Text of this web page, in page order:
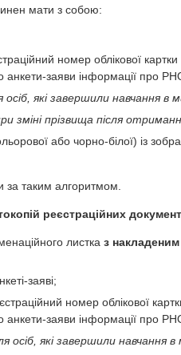
мати з собою:
номер облікової
анкети-заяви інформації про
осіб, які завершили навчання в
зміні прізвища після
або чорно-білої) із
за таким алгоритмом.
реєстраційних
листка з
заяві;
номер облікової
анкети-заяви інформації про
осіб, які завершили навчання в